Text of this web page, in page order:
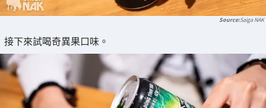
Saiga NAK
接下來試喝奇異果口味。